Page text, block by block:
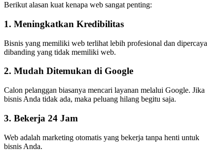
Berikut alasan kuat kenapa web sangat penting:
1. Meningkatkan Kredibilitas
Bisnis yang memiliki web terlihat lebih profesional dan dipercaya
dibanding yang tidak memiliki web.
2. Mudah Ditemukan di Google
Calon pelanggan biasanya mencari layanan melalui Google. Jika
bisnis Anda tidak ada, maka peluang hilang begitu saja.
3. Bekerja 24 Jam
Web adalah marketing otomatis yang bekerja tanpa henti untuk
bisnis Anda.